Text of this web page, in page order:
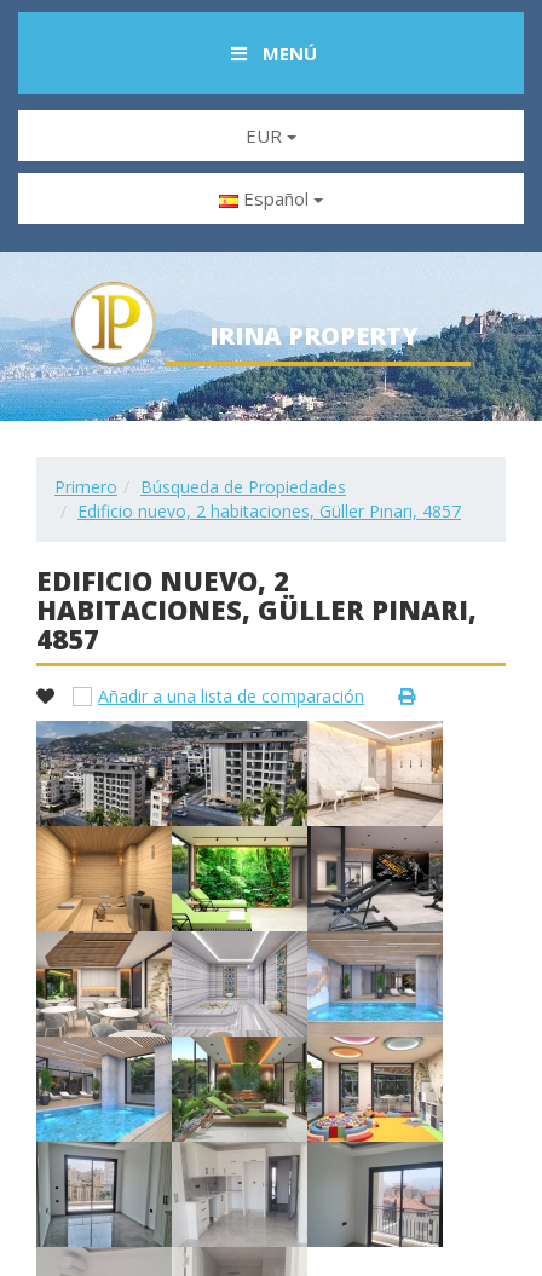
MENÚ
EUR
Español
IRINA PROPERTY
Primero
Búsqueda de Propiedades
Edificio nuevo, 2 habitaciones, Güller Pınarı, 4857
EDIFICIO NUEVO, 2
HABITACIONES, GÜLLER PINARI,
4857
Añadir a una lista de comparación